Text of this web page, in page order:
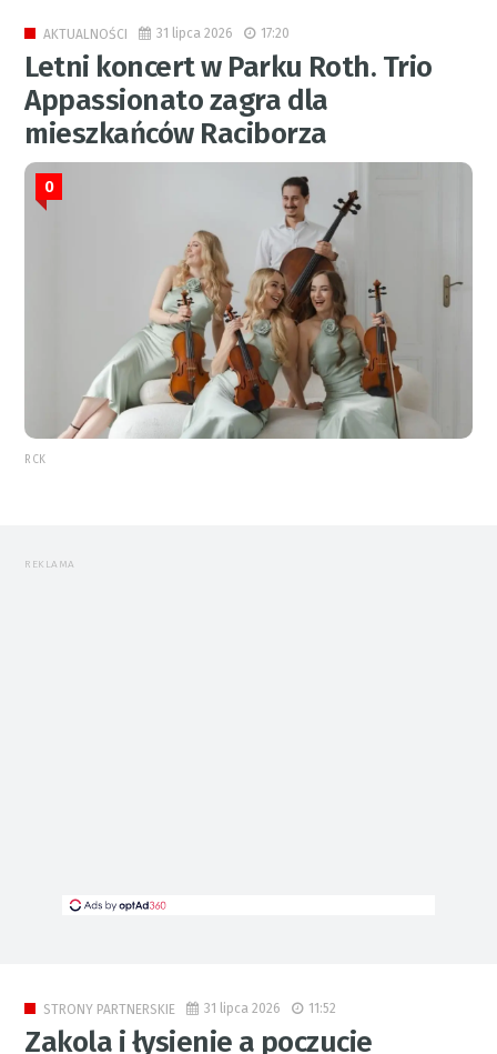
AKTUALNOŚCI 31 lipca 2026 17:20
Letni koncert w Parku Roth. Trio
Appassionato zagra dla
mieszkańców Raciborza
0
RCK
REKLAMA
STRONY PARTNERSKIE 31 lipca 2026 11:52
Zakola i łysienie a poczucie